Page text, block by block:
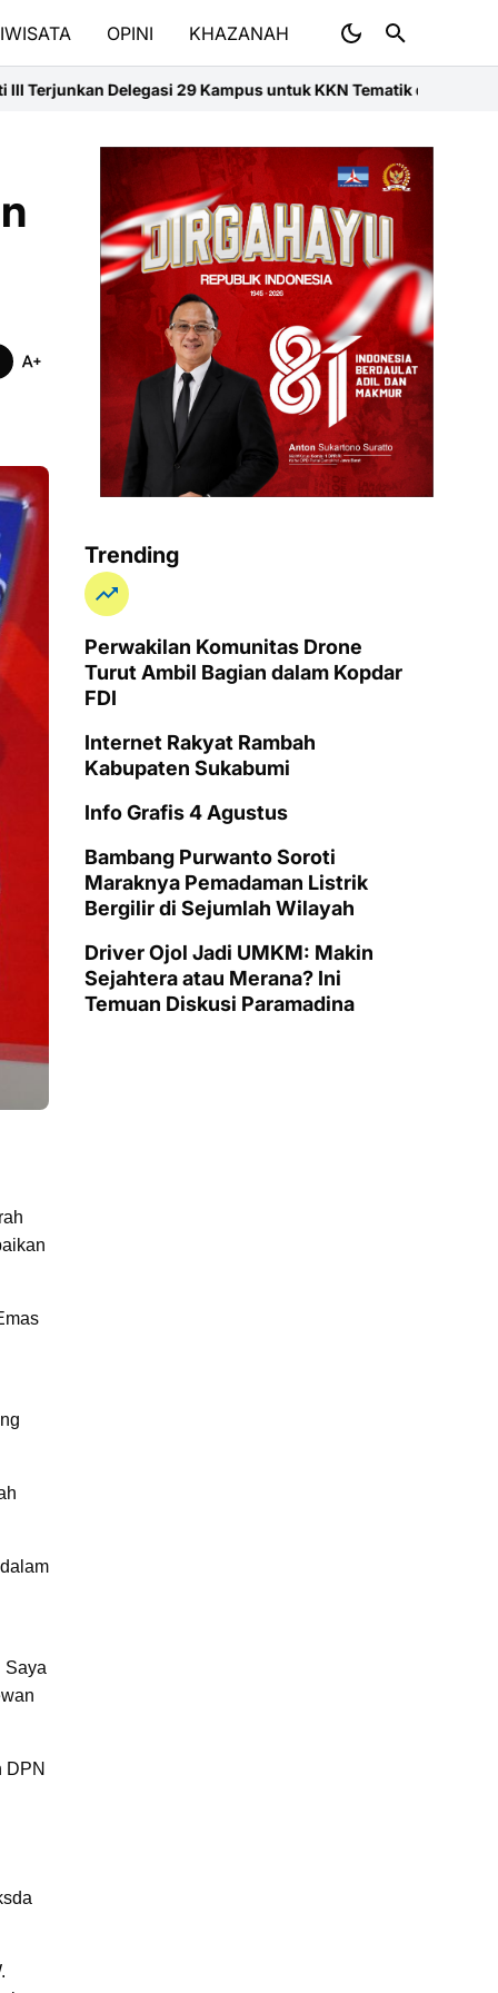
OPINI KHAZANAH
Kampus untuk KKN Tematik di SumbarMedan Jadi
Saya
DPN
Trending
Perwakilan Komunitas Drone
Turut Ambil Bagian dalam Kopdar
FDI
Internet Rakyat Rambah
Kabupaten Sukabumi
Info Grafis 4 Agustus
Bambang Purwanto Soroti
Maraknya Pemadaman Listrik
Bergilir di Sejumlah Wilayah
Driver Ojol Jadi UMKM: Makin
Sejahtera atau Merana? Ini
Temuan Diskusi Paramadina